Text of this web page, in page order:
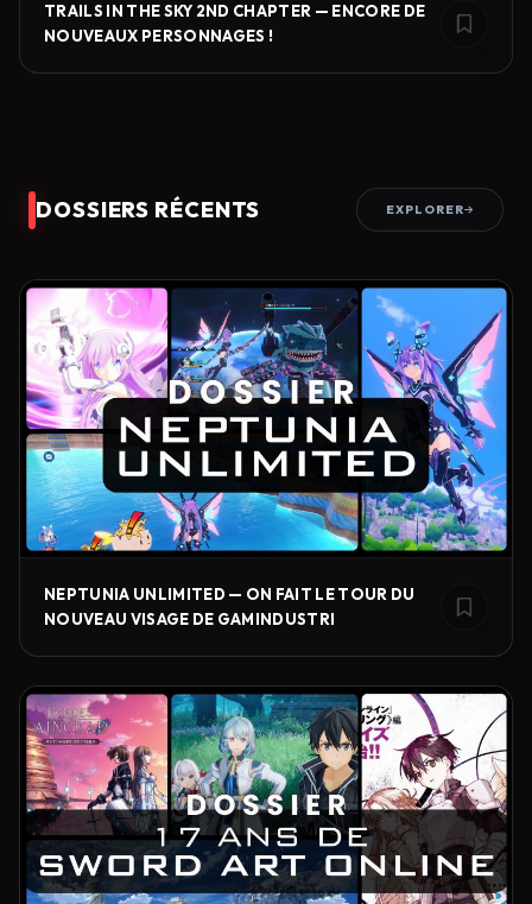
TRAILS IN THE SKY 2ND CHAPTER — ENCORE DE
NOUVEAUX PERSONNAGES !
DOSSIERS RÉCENTS EXPLORER
NEPTUNIA UNLIMITED — ON FAIT LE TOUR DU
NOUVEAU VISAGE DE GAMINDUSTRI